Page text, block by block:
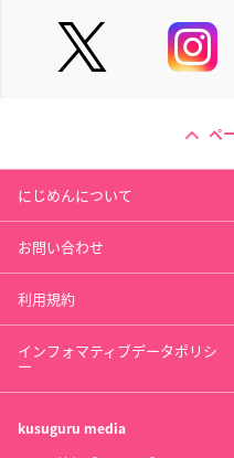
ペ
にじめんについて
お問い合わせ
利用規約
インフォマティブデータポリシ
ー
kusuguru media